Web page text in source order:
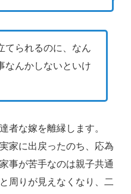
てられるのに、なん
なんかしないといけ
者な嫁を離縁します。
家に出戻ったのち、応為
事が苦手なのは親子共通
周りが見えなくなり、二